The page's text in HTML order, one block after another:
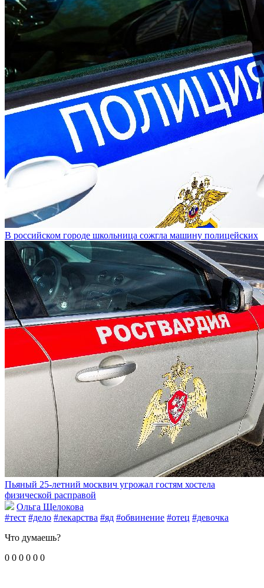
В российском городе школьница сожгла машину полицейских
Пьяный 25-летний москвич угрожал гостям хостела
физической расправой
Ольга Щелокова
#тест #дело #лекарства #яд #обвинение #отец #девочка
Что думаешь?
0 0 0 0 0 0